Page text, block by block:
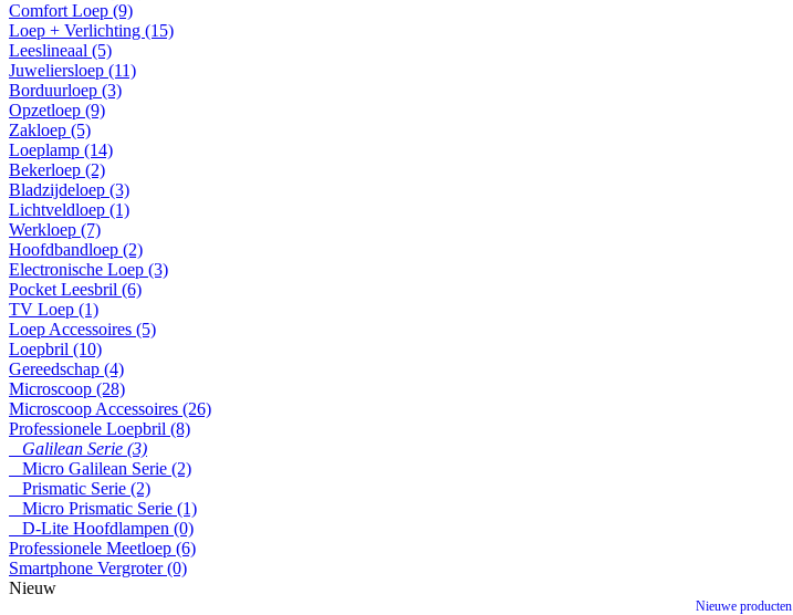
Comfort Loep (9)
Loep + Verlichting (15)
Leeslineaal (5)
Juweliersloep (11)
Borduurloep (3)
Opzetloep (9)
Zakloep (5)
Loeplamp (14)
Bekerloep (2)
Bladzijdeloep (3)
Lichtveldloep (1)
Werkloep (7)
Hoofdbandloep (2)
Electronische Loep (3)
Pocket Leesbril (6)
TV Loep (1)
Loep Accessoires (5)
Loepbril (10)
Gereedschap (4)
Microscoop (28)
Microscoop Accessoires (26)
Professionele Loepbril (8)
Galilean Serie (3)
Micro Galilean Serie (2)
Prismatic Serie (2)
Micro Prismatic Serie (1)
D-Lite Hoofdlampen (0)
Professionele Meetloep (6)
Smartphone Vergroter (0)
Nieuw
Nieuwe producten